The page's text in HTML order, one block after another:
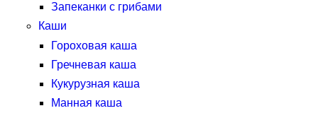
Запеканки с грибами
Каши
Гороховая каша
Гречневая каша
Кукурузная каша
Манная каша